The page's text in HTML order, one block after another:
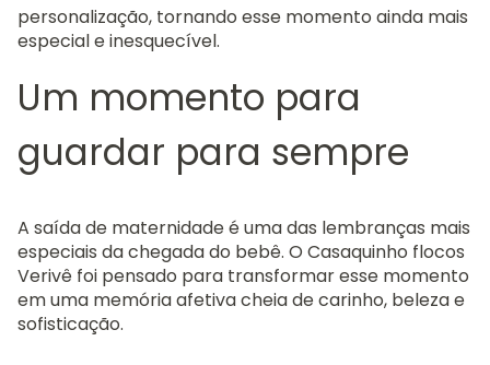
personalização, tornando esse momento ainda mais
especial e inesquecível.
Um momento para
guardar para sempre
A saída de maternidade é uma das lembranças mais
especiais da chegada do bebê. O Casaquinho flocos
Verivê foi pensado para transformar esse momento
em uma memória afetiva cheia de carinho, beleza e
sofisticação.